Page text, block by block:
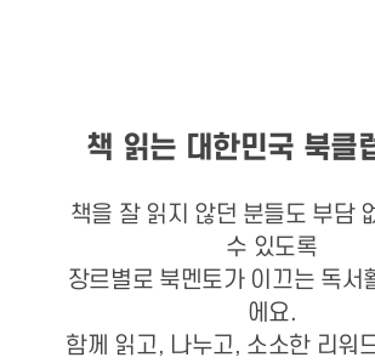
책 읽는 대한민국 북클
책을 잘 읽지 않던 분들도 부담
수 있도록
장르별로 북멘토가 이끄는 독서
에요.
함께 읽고, 나누고, 소소한 리워